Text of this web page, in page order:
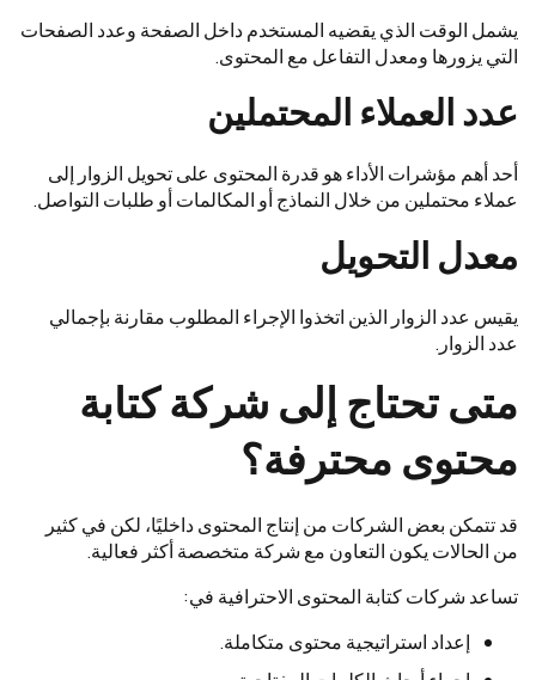
يشمل الوقت الذي يقضيه المستخدم داخل الصفحة وعدد الصفحات
التي يزورها ومعدل التفاعل مع المحتوى.
عدد العملاء المحتملين
أحد أهم مؤشرات الأداء هو قدرة المحتوى على تحويل الزوار إلى
عملاء محتملين من خلال النماذج أو المكالمات أو طلبات التواصل.
معدل التحويل
يقيس عدد الزوار الذين اتخذوا الإجراء المطلوب مقارنة بإجمالي
عدد الزوار.
متى تحتاج إلى شركة كتابة
محتوى محترفة؟
قد تتمكن بعض الشركات من إنتاج المحتوى داخليًا، لكن في كثير
من الحالات يكون التعاون مع شركة متخصصة أكثر فعالية.
تساعد شركات كتابة المحتوى الاحترافية في:
إعداد استراتيجية محتوى متكاملة.